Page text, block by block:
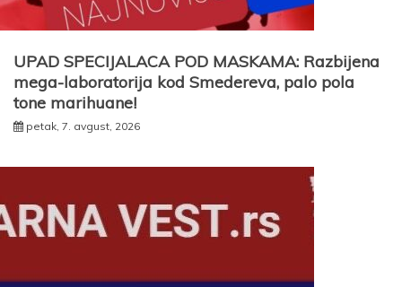
UPAD SPECIJALACA POD MASKAMA: Razbijena
mega-laboratorija kod Smedereva, palo pola
tone marihuane!
petak, 7. avgust, 2026